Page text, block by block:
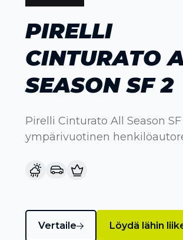
PIRELLI
CINTURATO
SEASON SF 2
Pirelli Cinturato All Season SF
ympärivuotinen
Vertaile Löydä lähin